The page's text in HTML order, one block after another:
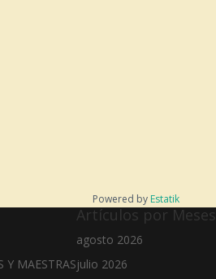
Powered by Estatik
Y MAESTRAS
Artículos por Meses
agosto 2026
julio 2026